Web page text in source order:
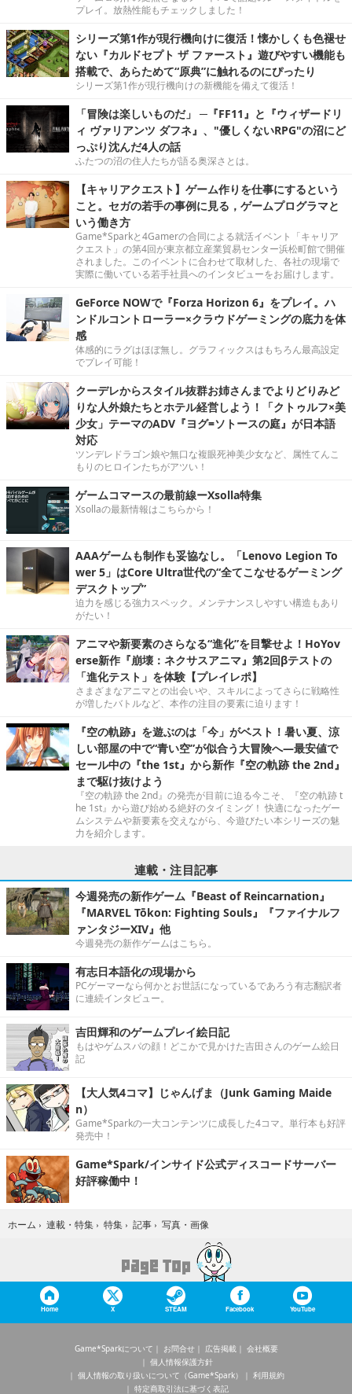
プレイ。放熱性能もチェックしました！
シリーズ第1作が現行機向けに復活！懐かしくも色褪せ
ない『カルドセプト ザ ファースト』遊びやすい機能も
搭載で、あらためて“原典”に触れるのにぴったり
シリーズ第1作が現行機向けの新機能を備えて復活！
「冒険は楽しいものだ」 ─『FF11』と『ウィザードリ
ィ ヴァリアンツ ダフネ』、"優しくないRPG"の沼にど
っぷり沈んだ4人の話
ふたつの沼の住人たちが語る奥深さとは。
【キャリアクエスト】ゲーム作りを仕事にするという
こと。セガの若手の事例に見る，ゲームプログラマと
いう働き方
Game*Sparkと4Gamerの合同による就活イベント「キャリア
クエスト」の第4回が東京都立産業貿易センター浜松町館で開催
されました。このイベントに合わせて取材した、各社の現場で
実際に働いている若手社員へのインタビューをお届けします。
GeForce NOWで『Forza Horizon 6』をプレイ。ハ
ンドルコントローラー×クラウドゲーミングの底力を体
感
体感的にラグはほぼ無し。グラフィックスはもちろん最高設定
でプレイ可能！
クーデレからスタイル抜群お姉さんまでよりどりみど
りな人外娘たちとホテル経営しよう！「クトゥルフ×美
少女」テーマのADV『ヨグ=ソトースの庭』が日本語
対応
ツンデレドラゴン娘や無口な複眼死神美少女など、属性てんこ
もりのヒロインたちがアツい！
ゲームコマースの最前線ーXsolla特集
Xsollaの最新情報はこちらから！
AAAゲームも制作も妥協なし。「Lenovo Legion To
wer 5」はCore Ultra世代の“全てこなせるゲーミング
デスクトップ”
迫力を感じる強力スペック。メンテナンスしやすい構造もあり
がたい！
アニマや新要素のさらなる“進化”を目撃せよ！HoYov
erse新作『崩壊：ネクサスアニマ』第2回βテストの
「進化テスト」を体験【プレイレポ】
さまざまなアニマとの出会いや、スキルによってさらに戦略性
が増したバトルなど、本作の注目の要素に迫ります！
『空の軌跡』を遊ぶのは「今」がベスト！暑い夏、涼
しい部屋の中で“青い空”が似合う大冒険へ―最安値で
セール中の『the 1st』から新作『空の軌跡 the 2nd』
まで駆け抜けよう
『空の軌跡 the 2nd』の発売が目前に迫る今こそ、『空の軌跡 t
he 1st』から遊び始める絶好のタイミング！ 快適になったゲー
ムシステムや新要素を交えながら、今遊びたい本シリーズの魅
力を紹介します。
連載・注目記事
今週発売の新作ゲーム『Beast of Reincarnation』
『MARVEL Tōkon: Fighting Souls』『ファイナルフ
ァンタジーXIV』他
今週発売の新作ゲームはこちら。
有志日本語化の現場から
PCゲーマーなら何かとお世話になっているであろう有志翻訳者
に連続インタビュー。
吉田輝和のゲームプレイ絵日記
もはやゲムスパの顔！どこかで見かけた吉田さんのゲーム絵日
記
【大人気4コマ】じゃんげま（Junk Gaming Maide
n）
Game*Sparkの一大コンテンツに成長した4コマ。単行本も好評
発売中！
Game*Spark/インサイド公式ディスコードサーバー
好評稼働中！
ホーム › 連載・特集 › 特集 › 記事 › 写真・画像
Home X STEAM Facebook YouTube
Game*Sparkについて お問合せ 広告掲載
会社概要
個人情報保護方針
個人情報の取り扱いについて（Game*Spark）
利用規約
特定商取引法に基づく表記